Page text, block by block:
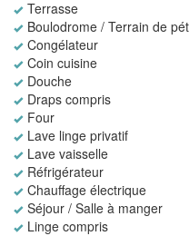
Terrasse
Boulodrome / Terrain de
Congélateur
Coin cuisine
Douche
Draps compris
Four
Lave linge privatif
Lave vaisselle
Réfrigérateur
Chauffage électrique
Séjour / Salle à manger
Linge compris